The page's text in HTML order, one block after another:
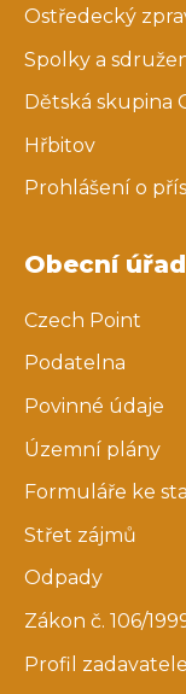
Ostředecký
Spolky a
Dětská skupina
Hřbitov
Prohlášení o
Obecní úřad
Czech Point
Podatelna
Povinné údaje
Územní plány
Formuláře ke
Střet zájmů
Odpady
Zákon č. 106/
Profil zadavatele